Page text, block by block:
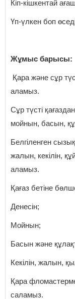
Кіп-кішкентай
Үп-үлкен боп
Жұмыс барысы:
Қара және сұр
аламыз.
Сұр түсті
мойнын, басын,
Белгіленген
жалын, кекілін,
аламыз.
Қағаз бетіне
Денесін;
Мойнын;
Басын және
Кекілін, жалын,
Қара
саламыз.